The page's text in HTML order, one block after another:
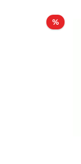
%Rabatt